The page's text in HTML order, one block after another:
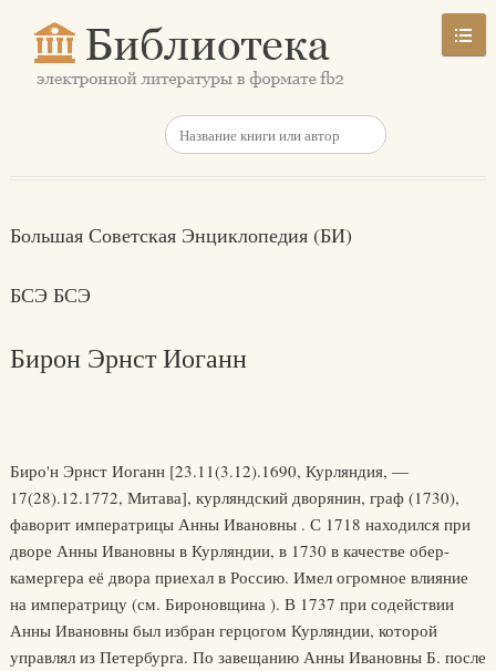
Большая Советская Энциклопедия (БИ)
БСЭ БСЭ
Бирон Эрнст Иоганн
Биро'н Эрнст Иоганн [23.11(3.12).1690, Курляндия, —
17(28).12.1772, Митава], курляндский дворянин, граф (1730),
фаворит императрицы Анны Ивановны . С 1718 находился при
дворе Анны Ивановны в Курляндии, в 1730 в качестве обер-
камергера её двора приехал в Россию. Имел огромное влияние
на императрицу (см. Бироновщина ). В 1737 при содействии
Анны Ивановны был избран герцогом Курляндии, которой
управлял из Петербурга. По завещанию Анны Ивановны Б. после